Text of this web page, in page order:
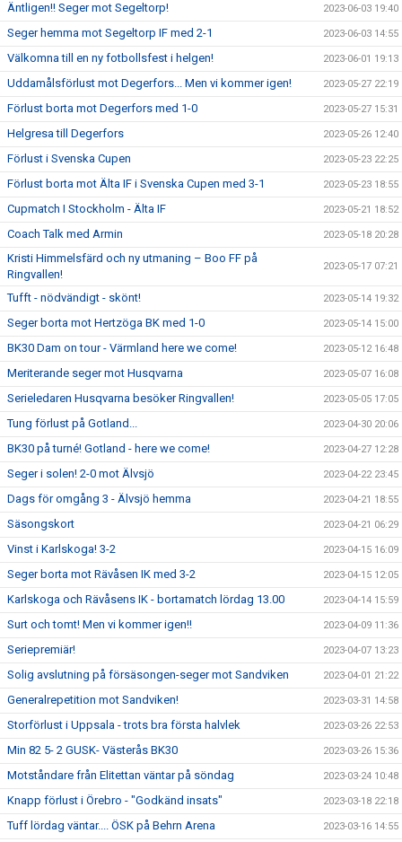
Äntligen!! Seger mot Segeltorp! 2023-06-03 19:40
Seger hemma mot Segeltorp IF med 2-1 2023-06-03 14:55
Välkomna till en ny fotbollsfest i helgen! 2023-06-01 19:13
Uddamålsförlust mot Degerfors... Men vi kommer igen! 2023-05-27 22:19
Förlust borta mot Degerfors med 1-0 2023-05-27 15:31
Helgresa till Degerfors 2023-05-26 12:40
Förlust i Svenska Cupen 2023-05-23 22:25
Förlust borta mot Älta IF i Svenska Cupen med 3-1 2023-05-23 18:55
Cupmatch I Stockholm - Älta IF 2023-05-21 18:52
Coach Talk med Armin 2023-05-18 20:28
Kristi Himmelsfärd och ny utmaning – Boo FF på
Ringvallen!
2023-05-17 07:21
Tufft - nödvändigt - skönt! 2023-05-14 19:32
Seger borta mot Hertzöga BK med 1-0 2023-05-14 15:00
BK30 Dam on tour - Värmland here we come! 2023-05-12 16:48
Meriterande seger mot Husqvarna 2023-05-07 16:08
Serieledaren Husqvarna besöker Ringvallen! 2023-05-05 17:05
Tung förlust på Gotland... 2023-04-30 20:06
BK30 på turné! Gotland - here we come! 2023-04-27 12:28
Seger i solen! 2-0 mot Älvsjö 2023-04-22 23:45
Dags för omgång 3 - Älvsjö hemma 2023-04-21 18:55
Säsongskort 2023-04-21 06:29
Vinst i Karlskoga! 3-2 2023-04-15 16:09
Seger borta mot Rävåsen IK med 3-2 2023-04-15 12:05
Karlskoga och Rävåsens IK - bortamatch lördag 13.00 2023-04-14 15:59
Surt och tomt! Men vi kommer igen!! 2023-04-09 11:36
Seriepremiär! 2023-04-07 13:23
Solig avslutning på försäsongen-seger mot Sandviken 2023-04-01 21:22
Generalrepetition mot Sandviken! 2023-03-31 14:58
Storförlust i Uppsala - trots bra första halvlek 2023-03-26 22:53
Min 82 5- 2 GUSK- Västerås BK30 2023-03-26 15:36
Motståndare från Elitettan väntar på söndag 2023-03-24 10:48
Knapp förlust i Örebro - "Godkänd insats" 2023-03-18 22:18
Tuff lördag väntar.... ÖSK på Behrn Arena 2023-03-16 14:55